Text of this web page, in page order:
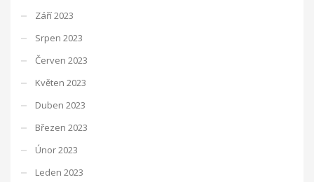
Září 2023
Srpen 2023
Červen 2023
Květen 2023
Duben 2023
Březen 2023
Únor 2023
Leden 2023